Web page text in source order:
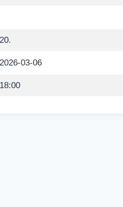
20.
2026-03-06
18:00